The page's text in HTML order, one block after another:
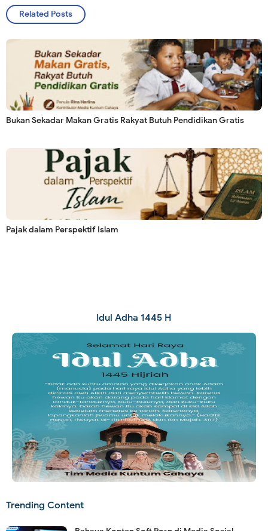
Related Posts
Bukan Sekadar Makan Gratis Rakyat Butuh Pendidikan Gratis
Pajak dalam Perspektif Islam
Idul Adha 1445 H
Trending Content